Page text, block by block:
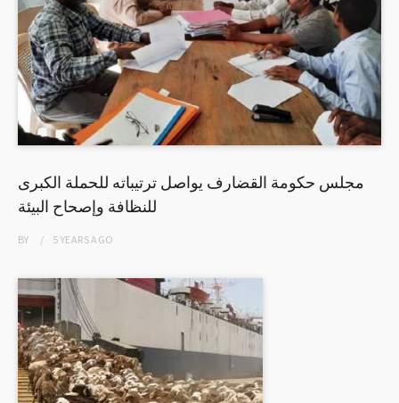
مجلس حكومة القضارف يواصل ترتيباته للحملة الكبرى
للنظافة وإصحاح البيئة
BY 5 YEARSAGO